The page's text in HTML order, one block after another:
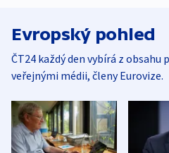
Evropský pohled
ČT24 každý den vybírá z
veřejnými médii, členy Eurovize.